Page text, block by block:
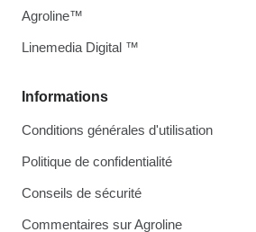
Informations
Conditions générales d'utilisation
Politique de confidentialité
Conseils de sécurité
Commentaires sur Agroline
Agroline™
Linemedia Digital ™